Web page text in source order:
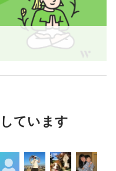
包括的にサポートする
ています